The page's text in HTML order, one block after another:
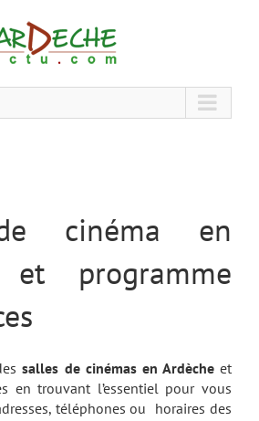
cinéma en
et programme
salles de cinémas en Ardècheet
en trouvant l’essentiel pour vous
téléphones ou horaires des